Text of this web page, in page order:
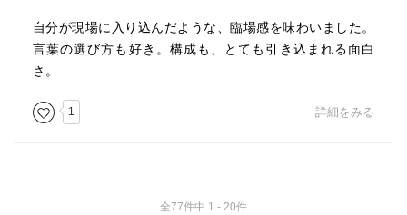
自分が現場に入り込んだような、臨場感を味わいました。
言葉の選び方も好き。構成も、とても引き込まれる面白
さ。
1 詳細をみる
全77件中 1 - 20件